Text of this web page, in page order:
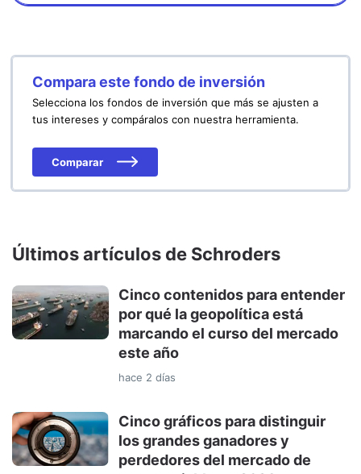
Compara este fondo de inversión
Selecciona los fondos de inversión que más se ajusten a
tus intereses y compáralos con nuestra herramienta.
Comparar
Últimos artículos de Schroders
Cinco contenidos para entender
por qué la geopolítica está
marcando el curso del mercado
este año
hace 2 días
Cinco gráficos para distinguir
los grandes ganadores y
perdedores del mercado de